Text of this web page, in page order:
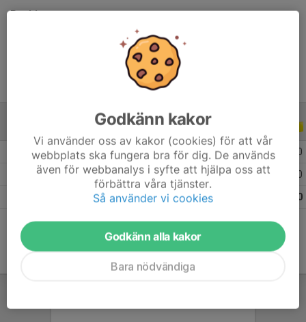
Position
-
27 år
ALLA ÅR
2026 10 0 0 0
21 0 0
0
Godkänn kakor
Vi använder oss av kakor (cookies) för att vår
webbplats ska fungera bra för dig. De används
även för webbanalys i syfte att hjälpa oss att
förbättra våra tjänster.
Så använder vi cookies
Godkänn alla kakor
Bara nödvändiga